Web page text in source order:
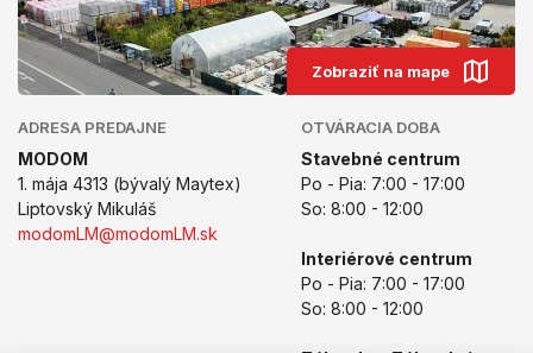
Zobraziť na mape
ADRESA PREDAJNE
MODOM
1. mája 4313 (bývalý Maytex)
Liptovský Mikuláš
modomLM@modomLM.sk
OTVÁRACIA DOBA
Stavebné centrum
Po - Pia: 7:00 - 17:00
So: 8:00 - 12:00
Interiérové centrum
Po - Pia: 7:00 - 17:00
So: 8:00 - 12:00